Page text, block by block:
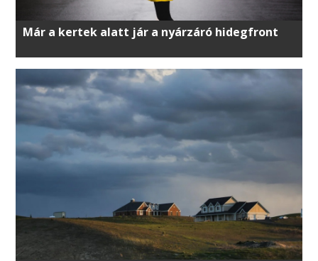
Már a kertek alatt jár a nyárzáró hidegfront